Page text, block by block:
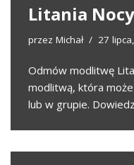
Litania Nocy
przez Michał 27
Odmów modlitwę
modlitwą, która
lub w grupie.